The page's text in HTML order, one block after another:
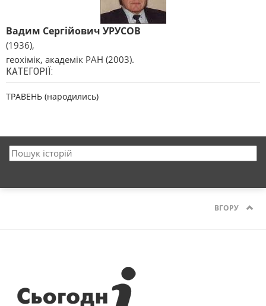
Вадим Сергійович УРУСОВ
(1936),
геохімік, академік РАН (2003).
КАТЕГОРІЇ:
ТРАВЕНЬ (народились)
ВГОРУ